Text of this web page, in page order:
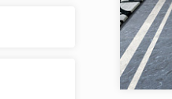
Бренд: